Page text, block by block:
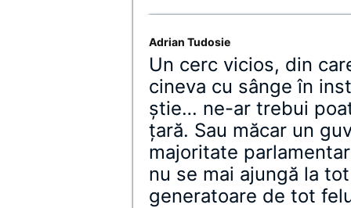
Adrian Tudosie
Un cerc vicios, din
cineva cu sânge în
ştie… ne-ar trebui
ţară. Sau măcar un
majoritate
nu se mai ajungă la
generatoare de tot